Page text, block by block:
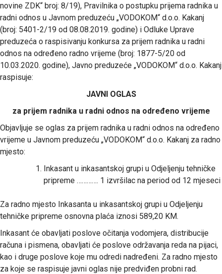
novine ZDK“ broj: 8/19), Pravilnika o postupku prijema radnika u
radni odnos u Javnom preduzeću „VODOKOM“ d.o.o. Kakanj
(broj: 5401-2/19 od 08.08.2019. godine) i Odluke Uprave
preduzeća o raspisivanju konkursa za prijem radnika u radni
odnos na određeno radno vrijeme (broj: 1877-5/20 od
10.03.2020. godine), Javno preduzeće „VODOKOM“ d.o.o. Kakanj
raspisuje:
JAVNI OGLAS
za prijem radnika u radni odnos na određeno vrijeme
Objavljuje se oglas za prijem radnika u radni odnos na određeno
vrijeme u Javnom preduzeću „VODOKOM“ d.o.o. Kakanj za radno
mjesto:
Inkasant u inkasantskoj grupi u Odjeljenju tehničke
pripreme …………. 1 izvršilac na period od 12 mjeseci
Za radno mjesto Inkasanta u inkasantskoj grupi u Odjeljenju
tehničke pripreme osnovna plaća iznosi 589,20 KM.
Inkasant će obavljati poslove očitanja vodomjera, distribucije
računa i pismena, obavljati će poslove održavanja reda na pijaci,
kao i druge poslove koje mu odredi nadređeni. Za radno mjesto
za koje se raspisuje javni oglas nije predviđen probni rad.